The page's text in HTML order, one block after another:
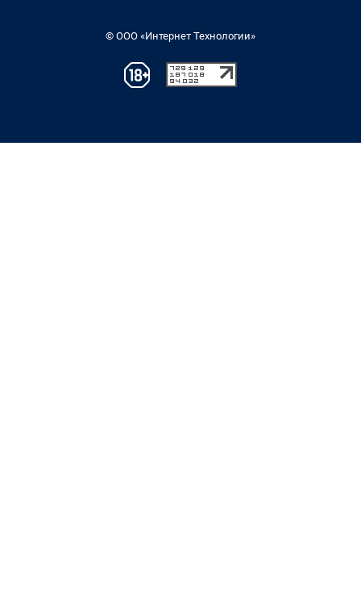
© ООО «Интернет Технологии»